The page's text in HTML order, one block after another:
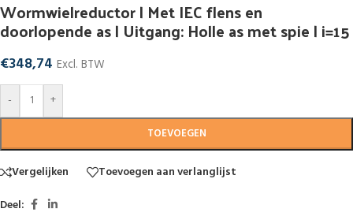
Wormwielreductor | Met IEC flens en
doorlopende as | Uitgang: Holle as met spie | i=15
€348,74 Excl. BTW
-
+
TOEVOEGEN
Vergelijken
Toevoegen aan verlanglijst
Deel: